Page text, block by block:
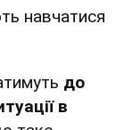
навчатися
до
в